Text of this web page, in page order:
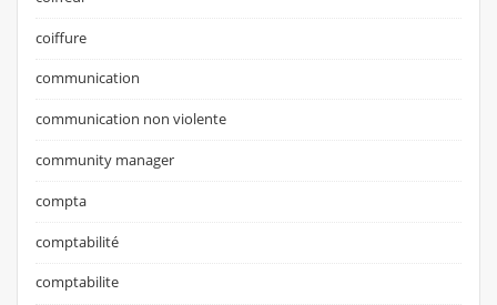
coiffure
communication
communication non violente
community manager
compta
comptabilité
comptabilite